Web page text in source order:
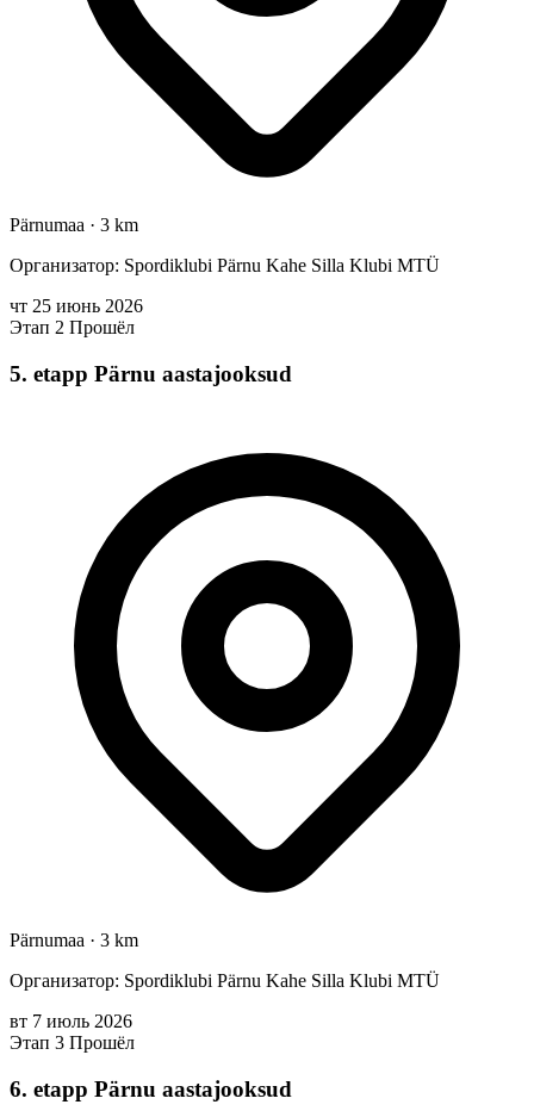
Pärnumaa · 3 km
Организатор: Spordiklubi Pärnu Kahe Silla Klubi MTÜ
чт 25 июнь 2026
Этап 2 Прошёл
5. etapp Pärnu aastajooksud
Pärnumaa · 3 km
Организатор: Spordiklubi Pärnu Kahe Silla Klubi MTÜ
вт 7 июль 2026
Этап 3 Прошёл
6. etapp Pärnu aastajooksud